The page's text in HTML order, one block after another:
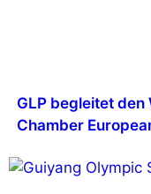
GLP begleitet den
Chamber